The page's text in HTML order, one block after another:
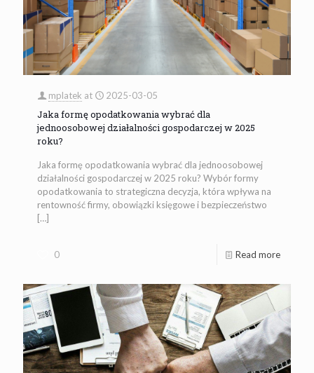
mplatek at 2025-03-05
Jaka formę opodatkowania wybrać dla
jednoosobowej działalności gospodarczej w 2025
roku?
Jaka formę opodatkowania wybrać dla jednoosobowej
działalności gospodarczej w 2025 roku? Wybór formy
opodatkowania to strategiczna decyzja, która wpływa na
rentowność firmy, obowiązki księgowe i bezpieczeństwo
[…]
0 Read more